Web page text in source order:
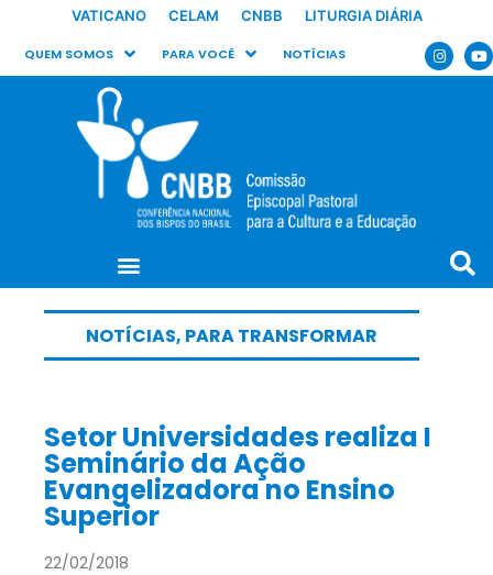
VATICANO CELAM CNBB LITURGIA DIÁRIA
QUEM SOMOS PARA VOCÊ NOTÍCIAS
NOTÍCIAS, PARA TRANSFORMAR
Setor Universidades realiza I
Seminário da Ação
Evangelizadora no Ensino
Superior
22/02/2018